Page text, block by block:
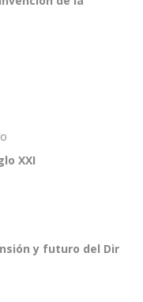
XXI
y futuro del Dir